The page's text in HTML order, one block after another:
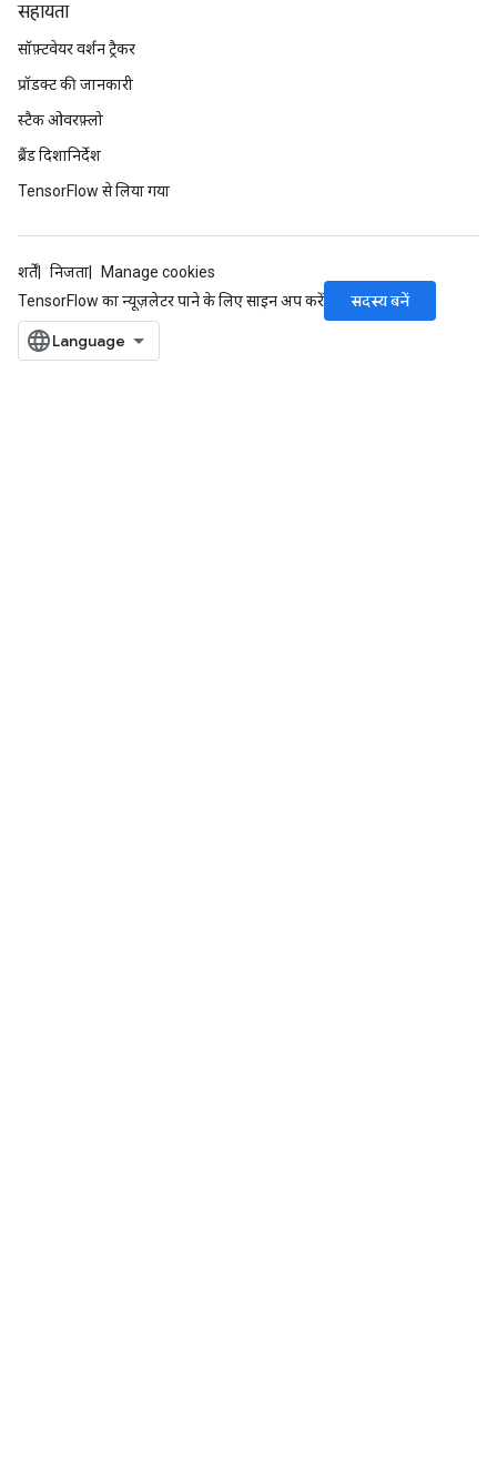
सहायता
सॉफ़्टवेयर वर्शन ट्रैकर
प्रॉडक्ट की जानकारी
स्टैक ओवरफ़्लो
ब्रैंड दिशानिर्देश
TensorFlow से लिया गया
शर्तें निजता
Manage cookies
TensorFlow का न्यूज़लेटर पाने के लिए साइन अप करें
सदस्य बनें